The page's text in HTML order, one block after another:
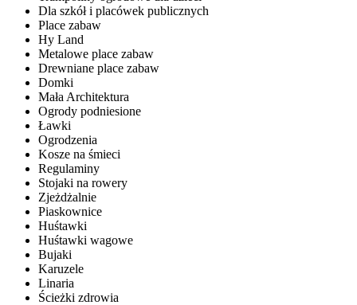
Dla szkół i placówek publicznych
Place zabaw
Hy Land
Metalowe place zabaw
Drewniane place zabaw
Domki
Mała Architektura
Ogrody podniesione
Ławki
Ogrodzenia
Kosze na śmieci
Regulaminy
Stojaki na rowery
Zjeżdżalnie
Piaskownice
Huśtawki
Huśtawki wagowe
Bujaki
Karuzele
Linaria
Ścieżki zdrowia